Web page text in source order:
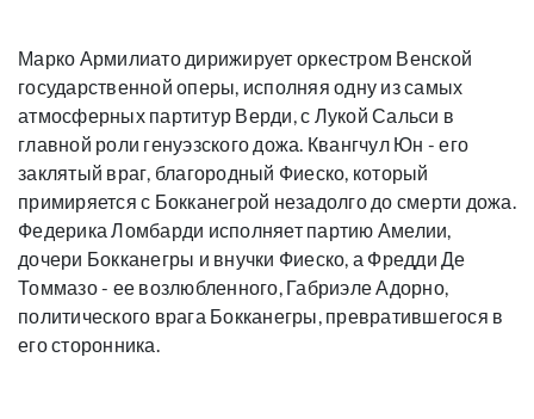
Марко Армилиато дирижирует оркестром Венской
государственной оперы, исполняя одну из самых
атмосферных партитур Верди, с Лукой Сальси в
главной роли генуэзского дожа. Квангчул Юн - его
заклятый враг, благородный Фиеско, который
примиряется с Бокканегрой незадолго до смерти дожа.
Федерика Ломбарди исполняет партию Амелии,
дочери Бокканегры и внучки Фиеско, а Фредди Де
Томмазо - ее возлюбленного, Габриэле Адорно,
политического врага Бокканегры, превратившегося в
его сторонника.